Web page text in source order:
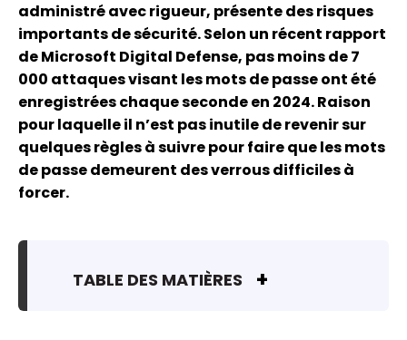
administré avec rigueur, présente des risques
importants de sécurité. Selon un récent rapport
de Microsoft Digital Defense, pas moins de 7
000 attaques visant les mots de passe ont été
enregistrées chaque seconde en 2024. Raison
pour laquelle il n’est pas inutile de revenir sur
quelques règles à suivre pour faire que les mots
de passe demeurent des verrous difficiles à
forcer.
TABLE DES MATIÈRES